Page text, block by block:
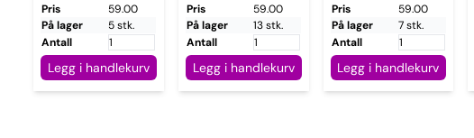
Pris
59.00
På lager
5 stk.
Antall
Legg i handlekurv
Pris
59.00
På lager
13 stk.
Antall
Legg i handlekurv
Pris
59.00
På lager
7 stk.
Antall
Legg i handlekurv